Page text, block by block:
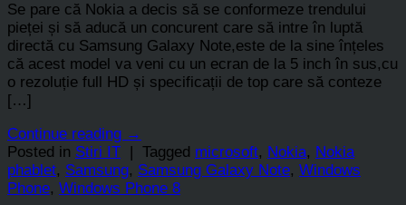
Se pare că Nokia a decis să se conformeze trendului
pieței și să aducă un concurent care să intre în luptă
directă cu Samsung Galaxy Note,este de la sine înțeles
că acest model va veni cu un ecran de la 5 inch în sus,cu
o rezoluție full HD și specificații de top care să conteze
[…]
Continue reading →
Posted in Stiri IT Tagged microsoft, Nokia, Nokia
phablet, Samsung, Samsung Galaxy Note, Windows
Phone, Windows Phone 8